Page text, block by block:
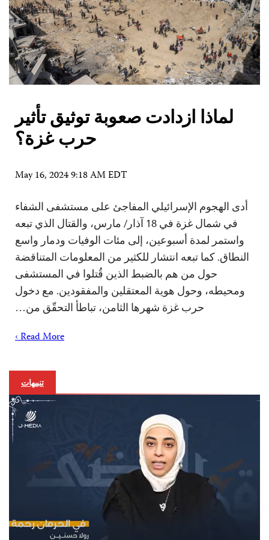
لماذا ازدادت صعوبة توثيق تأثير
حرب غزة؟
May 16, 2024 9:18 AM EDT
أدى الهجوم الإسرائيلي المفاجئ على مستشفى الشفاء
في شمال غزة في 18 آذار/ مارس، والقتال الذي تبعه
واستمر لمدة أسبوعين، إلى مئات الوفيات ودمار واسع
النطاق. كما تبعه انتشار للكثير من المعلومات المتناقضة
حول من هم بالضبط الذين قُتلوا في المستشفى
ومحيطه، وحول هوية المعتقلين والمفقودين. مع دخول
حرب غزة شهرها الثامن، تباطأ التحقّق من…
Read More ›
تنبيهات